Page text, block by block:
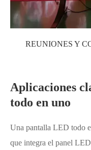
REUNIONES Y
Aplicaciones
todo en uno
Una pantalla LED todo
que integra el panel